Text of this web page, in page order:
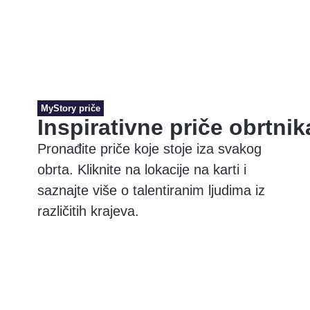
MyStory priče
Inspirativne priče
Pronađite priče koje stoje iza svakog
obrta. Kliknite na lokacije na karti i
saznajte više o talentiranim ljudima iz
različitih krajeva.